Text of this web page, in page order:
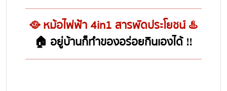
🥘 หม้อไฟฟ้า 4in1 สารพัดประโยชน์ ♨️
🏠 อยู่บ้านก็ทำของอร่อยกินเองได้ ‼️